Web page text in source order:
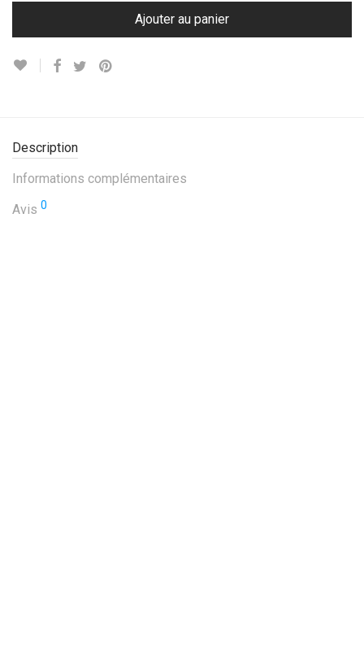
Ajouter au panier
Description
Informations complémentaires
Avis 0